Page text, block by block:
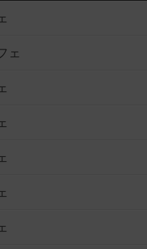
ェ